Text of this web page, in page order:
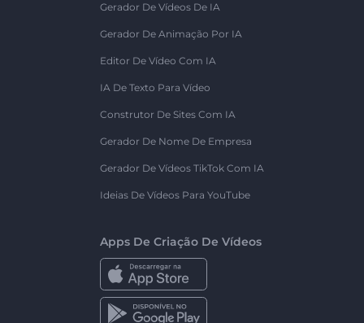
Gerador De Vídeos De IA
Gerador De Animação Por IA
Editor De Vídeo Com IA
IA De Texto Para Vídeo
Construtor De Sites Com IA
Gerador De Nome De Empresa
Gerador De Vídeos TikTok Com IA
Ideias De Vídeos Para YouTube
Apps De Criação De Vídeos